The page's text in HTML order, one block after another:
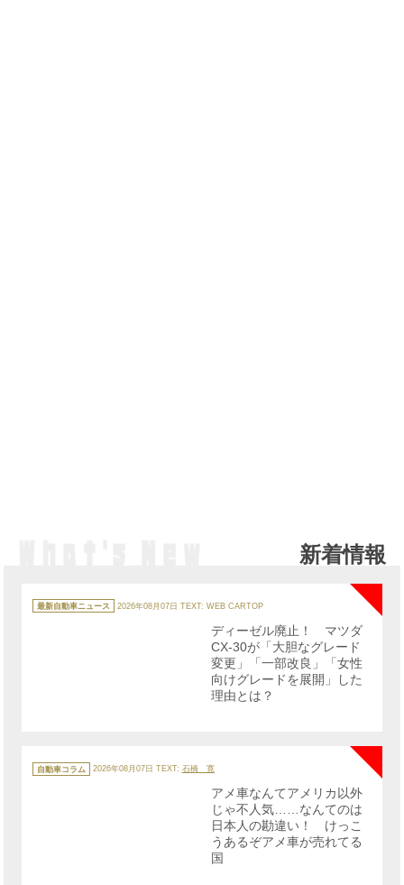
新着情報
テ
ゴ
最新自動車ニュース 2026年08月07日 TEXT: WEB CARTOP
NEW
ディーゼル廃止！ マツダ
CX-30が「大胆なグレード
変更」「一部改良」「女性
向けグレードを展開」した
理由とは？
テ
ゴ
自動車コラム 2026年08月07日 TEXT: 石橋 寛
アメ車なんてアメリカ以外
じゃ不人気……なんてのは
日本人の勘違い！ けっこ
うあるぞアメ車が売れてる
国